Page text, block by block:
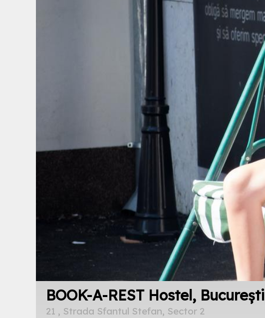
BOOK-A-REST Hostel, București
21 , Strada Sfantul Stefan, Sector 2